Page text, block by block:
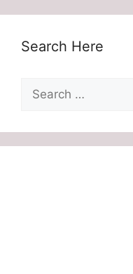
Search Here
Search
for: